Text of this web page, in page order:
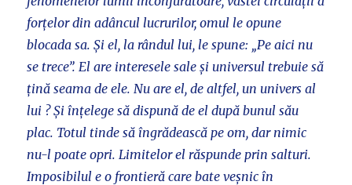
forțelor din adâncul lucrurilor, omul le opune
blocada sa. Și el, la rândul lui, le spune: „Pe aici nu
se trece”. El are interesele sale și universul trebuie să
țină seama de ele. Nu are el, de altfel, un univers al
lui ? Și înțelege să dispună de el după bunul său
plac. Totul tinde să îngrădească pe om, dar nimic
nu-l poate opri. Limitelor el răspunde prin salturi.
Imposibilul e o frontieră care bate veșnic în